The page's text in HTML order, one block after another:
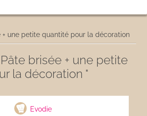
+ une petite quantité pour la décoration
brisée + une petite
la décoration "
Evodie